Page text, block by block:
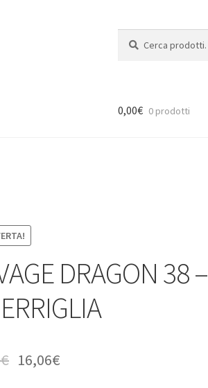
0,00€ 0 prodotti
DRAGON 38 –
€ 16,06€